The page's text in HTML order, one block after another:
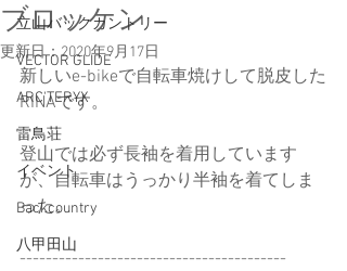
立山バックカントリー
VECTOR GLIDE
ARC'TERYX
雷鳥荘
イベント
Backcountry
八甲田山
ブロッケン
更新日：2020年9月17日
新しいe-bikeで自転車焼けして脱皮した
RINAです。
登山では必ず長袖を着用しています
が、自転車はうっかり半袖を着てしま
った。
-----------------------------------------